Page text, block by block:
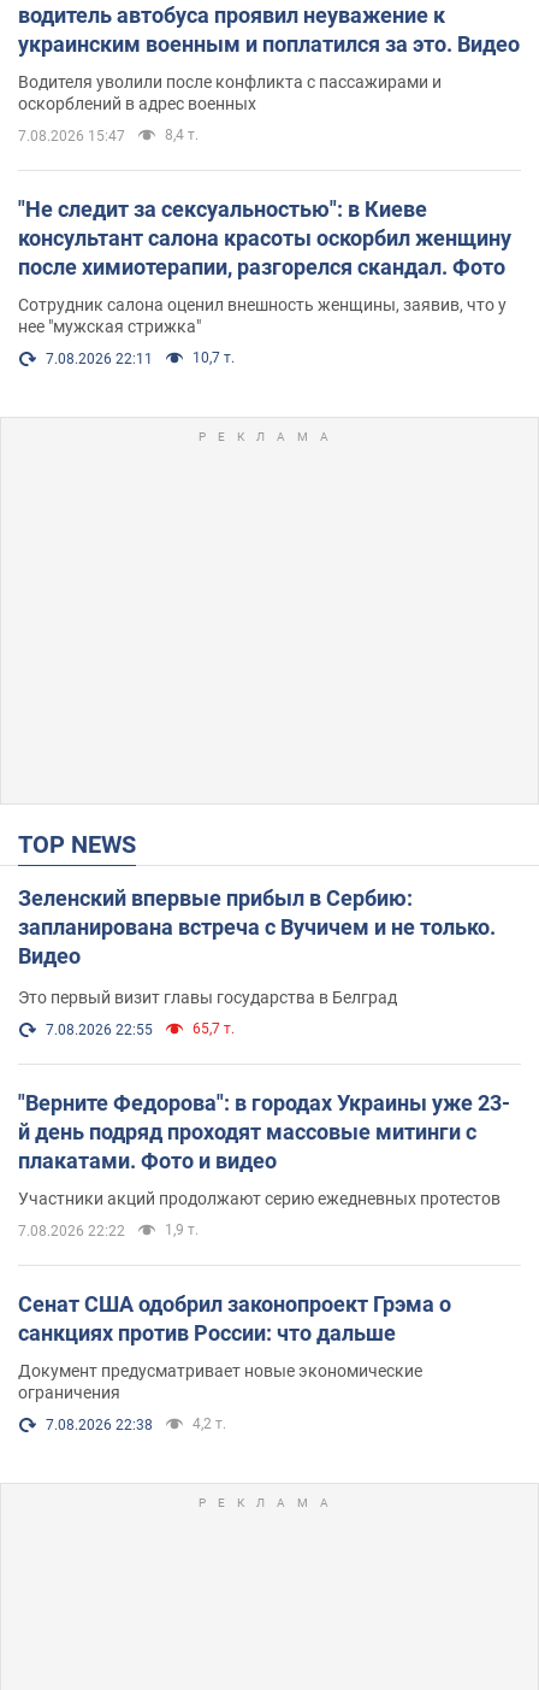
водитель автобуса проявил неуважение к
украинским военным и поплатился за это. Видео
Водителя уволили после конфликта с пассажирами и
оскорблений в адрес военных
7.08.2026 15:47 8,4 т.
"Не следит за сексуальностью": в Киеве
консультант салона красоты оскорбил женщину
после химиотерапии, разгорелся скандал. Фото
Сотрудник салона оценил внешность женщины, заявив, что у
нее "мужская стрижка"
7.08.2026 22:11 10,7 т.
TOP NEWS
Зеленский впервые прибыл в Сербию:
запланирована встреча с Вучичем и не только.
Видео
Это первый визит главы государства в Белград
7.08.2026 22:55 65,7 т.
"Верните Федорова": в городах Украины уже 23-
й день подряд проходят массовые митинги с
плакатами. Фото и видео
Участники акций продолжают серию ежедневных протестов
7.08.2026 22:22 1,9 т.
Сенат США одобрил законопроект Грэма о
санкциях против России: что дальше
Документ предусматривает новые экономические
ограничения
7.08.2026 22:38 4,2 т.